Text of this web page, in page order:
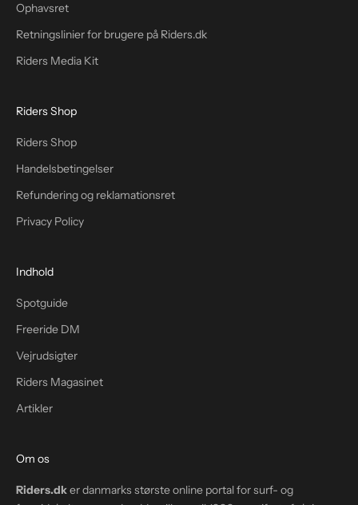
Ophavsret
Retningslinier for brugere på Riders.dk
Riders Media Kit
Riders Shop
Riders Shop
Handelsbetingelser
Refundering og reklamationsret
Privacy Policy
Indhold
Spotguide
Freeride DM
Vejrudsigter
Riders Magasinet
Artikler
Om os
Riders.dker danmarks største online portal for surf- og